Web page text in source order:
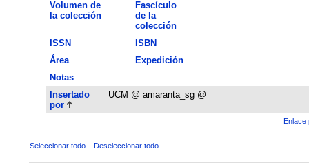
Volumen de
la colección
Fascículo
de la
colección
ISSN
ISBN
Área
Expedición
Notas
Insertado
por
UCM @ amaranta_sg @
Enlace
Seleccionar todo Deseleccionar todo